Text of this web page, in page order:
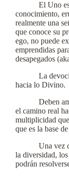
El Uno
conocimiento,
realmente una
que conoce su
ego, no puede
emprendidas
desapegados
La
hacia lo Divino.
Deben
el camino real
multiplicidad
que es la base
Una vez
la diversidad,
podrán